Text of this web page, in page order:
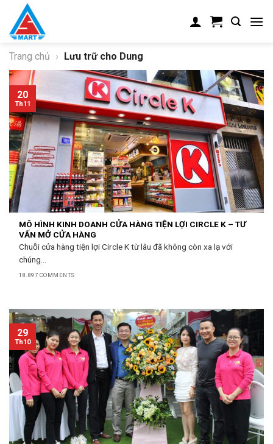
content
Trang chủ › Lưu trữ cho Dung
MÔ HÌNH KINH DOANH CỬA HÀNG TIỆN LỢI CIRCLE K – TƯ
VẤN MỞ CỬA HÀNG
Chuỗi cửa hàng tiện lợi Circle K từ lâu đã không còn xa lạ với
chúng...
18.897 COMMENTS
20
Th11
29
Th10